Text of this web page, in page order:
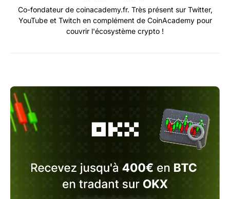
Co-fondateur de coinacademy.fr. Très présent sur Twitter,
YouTube et Twitch en complément de CoinAcademy pour
couvrir l'écosystème crypto !